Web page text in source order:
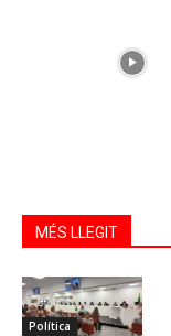
MÉS LLEGIT
Política